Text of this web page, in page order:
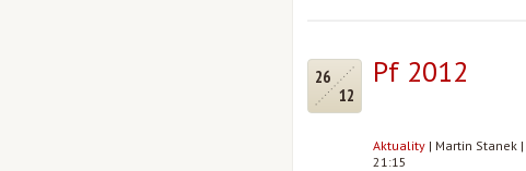
26
12
Pf 2012
Aktuality | Martin Stanek |
21:15